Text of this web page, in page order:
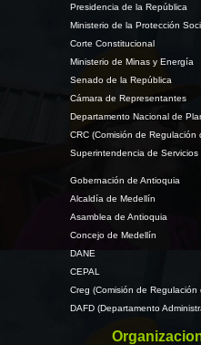
Presidencia de la República
Ministerio de la Protección
Corte Constitucional
Ministerio de Minas y Energía
Senado de la República
Cámara de Representantes
Departamento Nacional de
CRC (Comisión de Regulación
Superintendencia de Servicios
Gobernación de Antioquia
Alcaldía de Medellín
Asamblea de Antioquia
Concejo de Medellín
DANE
CEPAL
Creg (Comisión de
DAFD (Departamento